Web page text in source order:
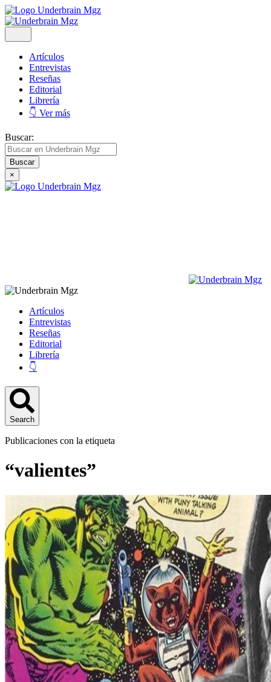
Artículos
Entrevistas
Reseñas
Editorial
Librería
👇 Ver más
Buscar:
×
Artículos
Entrevistas
Reseñas
Editorial
Librería
👇
Search
Publicaciones con la etiqueta
“valientes”